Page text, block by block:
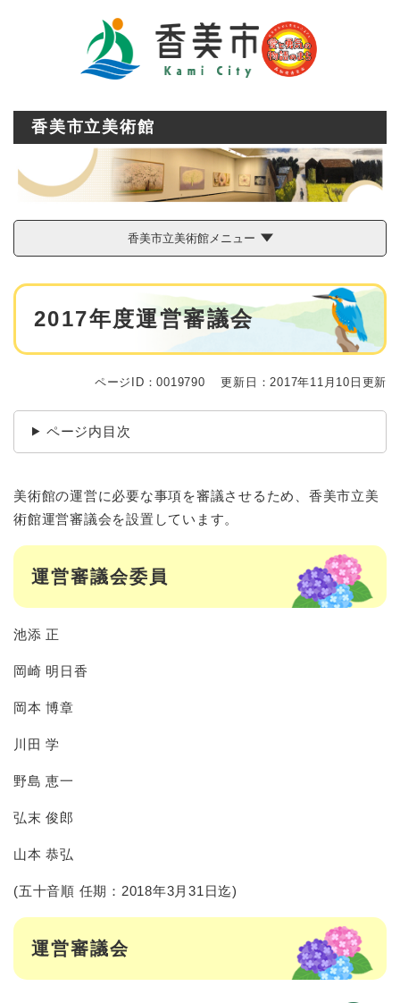
香美市立美術館
香美市立美術館メニュー
本
2017年度運営審議会
ページID：0019790 更新日：2017年11月10日更新
ページ内目次
美術館の運営に必要な事項を審議させるため、香美市立美
術館運営審議会を設置しています。
運営審議会委員
池添 正
岡崎 明日香
岡本 博章
川田 学
野島 恵一
弘末 俊郎
山本 恭弘
(五十音順 任期：2018年3月31日迄)
運営審議会